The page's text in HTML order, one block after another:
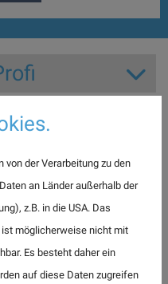
die Jahreszeiten!
von der Verarbeitung zu den
an Länder außerhalb der
z.B. in die USA. Das
möglicherweise nicht mit
Es besteht daher ein
auf diese Daten zugreifen